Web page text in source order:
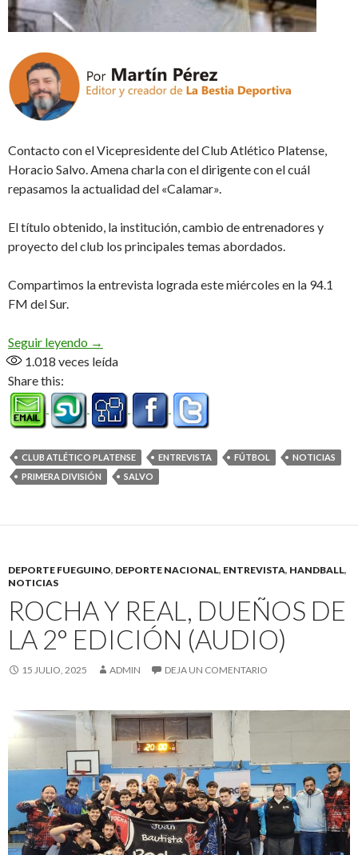
Contacto con el Vicepresidente del Club Atlético Platense,
Horacio Salvo. Amena charla con el dirigente con el cuál
repasamos la actualidad del «Calamar».
El título obtenido, la institución, cambio de entrenadores y
proyecto del club los principales temas abordados.
Compartimos la entrevista lograda este miércoles en la 94.1
FM del Sur.
Seguir leyendo El «Vice» del campeón tiene la palabra (Audio)
→
1.018 veces leída
Share this:
CLUB ATLÉTICO PLATENSE ENTREVISTA FÚTBOL
NOTICIAS
PRIMERA DIVISIÓN
SALVO
DEPORTE FUEGUINO, DEPORTE NACIONAL, ENTREVISTA, HANDBALL,
NOTICIAS
ROCHA Y REAL, DUEÑOS DE
LA 2° EDICIÓN (AUDIO)
15 JULIO, 2025 ADMIN DEJA UN COMENTARIO